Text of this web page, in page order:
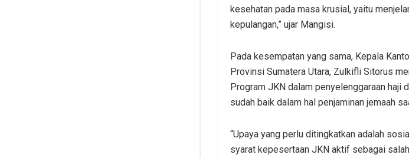
kesehatan pada masa krusial, yaitu
kepulangan,” ujar Mangisi.
Pada kesempatan yang sama, Kepala
Provinsi Sumatera Utara, Zulkifli Sitorus
Program JKN dalam penyelenggaraan haji
sudah baik dalam hal penjaminan jemaah
“Upaya yang perlu ditingkatkan adalah
syarat kepesertaan JKN aktif sebagai